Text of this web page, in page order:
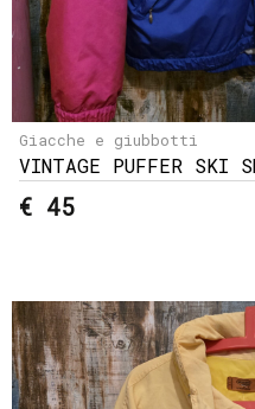
Giacche e giubbotti
VINTAGE PUFFER SKI
€ 45